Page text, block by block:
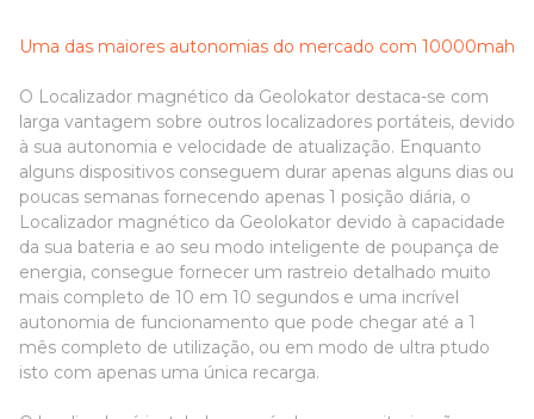
Uma das maiores autonomias do mercado com 10000mah
O Localizador magnético da Geolokator destaca-se com
larga vantagem sobre outros localizadores portáteis, devido
à sua autonomia e velocidade de atualização. Enquanto
alguns dispositivos conseguem durar apenas alguns dias ou
poucas semanas fornecendo apenas 1 posição diária, o
Localizador magnético da Geolokator devido à capacidade
da sua bateria e ao seu modo inteligente de poupança de
energia, consegue fornecer um rastreio detalhado muito
mais completo de 10 em 10 segundos e uma incrível
autonomia de funcionamento que pode chegar até a 1
mês completo de utilização, ou em modo de ultra ptudo
isto com apenas uma única recarga.